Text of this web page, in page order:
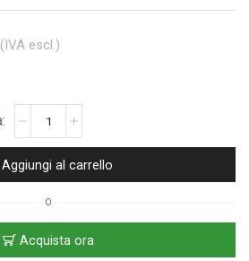
(IVA escl.)
Aggiungi al carrello
O
Acquista ora